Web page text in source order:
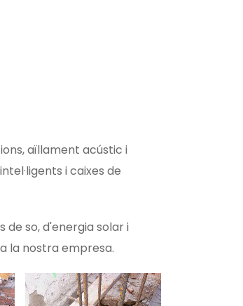
aïllament acústic i
i caixes de
so, d'energia solar i
la nostra empresa.